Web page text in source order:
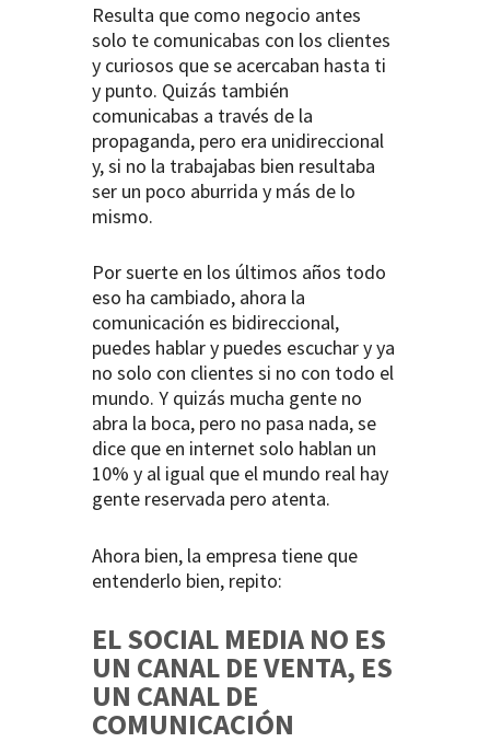
Resulta que como negocio antes
solo te comunicabas con los clientes
y curiosos que se acercaban hasta ti
y punto. Quizás también
comunicabas a través de la
propaganda, pero era unidireccional
y, si no la trabajabas bien resultaba
ser un poco aburrida y más de lo
mismo.
Por suerte en los últimos años todo
eso ha cambiado, ahora la
comunicación es bidireccional,
puedes hablar y puedes escuchar y ya
no solo con clientes si no con todo el
mundo. Y quizás mucha gente no
abra la boca, pero no pasa nada, se
dice que en internet solo hablan un
10% y al igual que el mundo real hay
gente reservada pero atenta.
Ahora bien, la empresa tiene que
entenderlo bien, repito:
EL SOCIAL MEDIA NO ES
UN CANAL DE VENTA, ES
UN CANAL DE
COMUNICACIÓN